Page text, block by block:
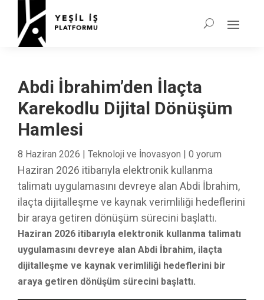
Abdi İbrahim’den İlaçta
Karekodlu Dijital Dönüşüm
Hamlesi
8 Haziran 2026 | Teknoloji ve İnovasyon | 0 yorum
Haziran 2026 itibarıyla elektronik kullanma
talimatı uygulamasını devreye alan Abdi İbrahim,
ilaçta dijitalleşme ve kaynak verimliliği hedeflerini
bir araya getiren dönüşüm sürecini başlattı.
Haziran 2026 itibarıyla elektronik kullanma talimatı
uygulamasını devreye alan Abdi İbrahim, ilaçta
dijitalleşme ve kaynak verimliliği hedeflerini bir
araya getiren dönüşüm sürecini başlattı.